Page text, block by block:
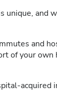
unique, and
and
of your own
acquired